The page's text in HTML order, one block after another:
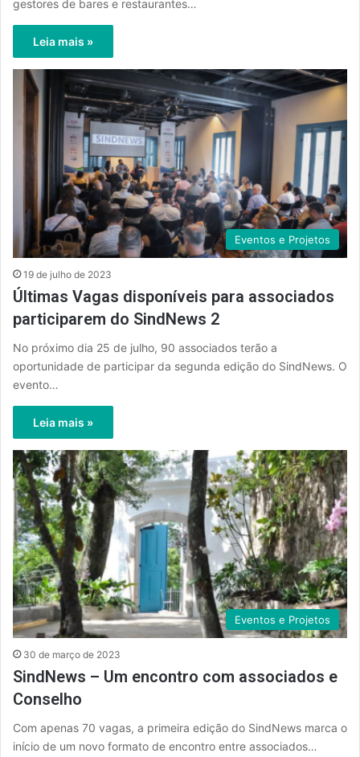
gestores de bares e restaurantes…
Leia mais »
Eventos e Projetos
19 de julho de 2023
Últimas Vagas disponíveis para associados
participarem do SindNews 2
No próximo dia 25 de julho, 90 associados terão a
oportunidade de participar da segunda edição do SindNews. O
evento…
Leia mais »
Eventos e Projetos
30 de março de 2023
SindNews – Um encontro com associados e
Conselho
Com apenas 70 vagas, a primeira edição do SindNews marca o
início de um novo formato de encontro entre associados…